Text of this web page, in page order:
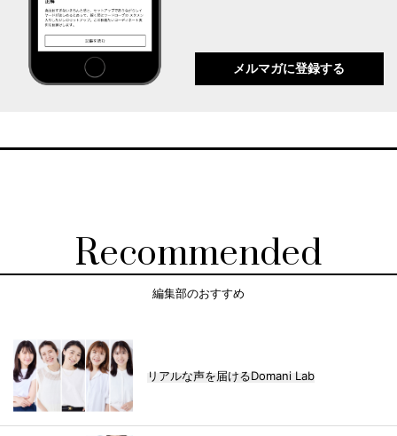
メルマガに登録する
Recommended
編集部のおすすめ
リアルな声を届けるDomani Lab